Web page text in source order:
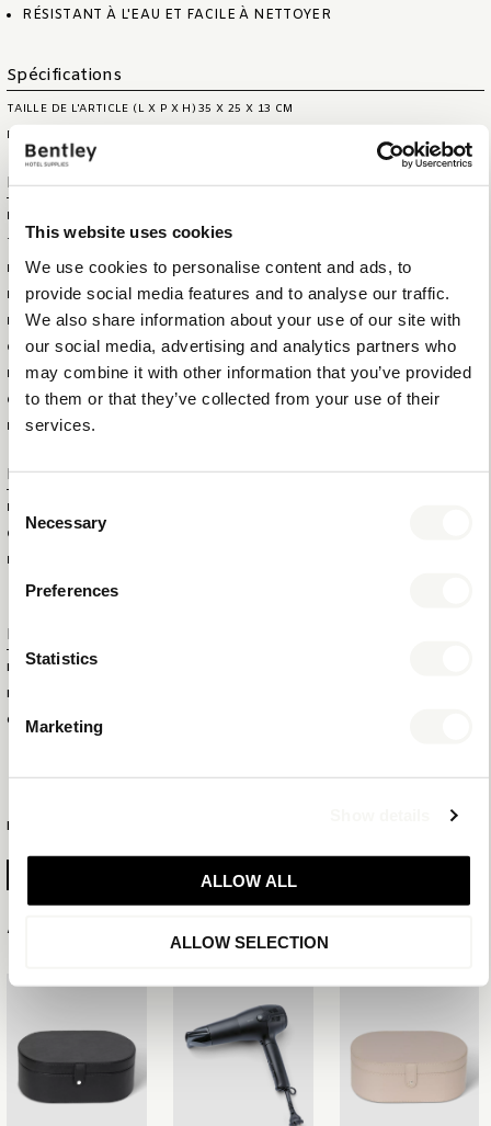
This website uses cookies
We use cookies to personalise content and ads, to
provide social media features and to analyse our traffic.
We also share information about your use of our site with
our social media, advertising and analytics partners who
may combine it with other information that you’ve provided
to them or that they’ve collected from your use of their
services.
Consent
Selection
Necessary
Preferences
Statistics
Marketing
ALLOW ALL
ALLOW SELECTION
RÉSISTANT À L'EAU ET FACILE À NETTOYER
Spécifications
TAILLE DE L'ARTICLE (L X P X H) 35 X 25 X 13 CM
POIDS NET DE L’ARTICLE
Information logistique
HS CODE
TAILLE DE LA BOÎTE
EXTÉRIEURE (LXLXH)
POIDS DE LA BOÎTE EXTÉRIEURE9,25 KG
POIDS BRUT DE L'ARTICLE
1,705 KG
QUANTITÉ TOTALE DANS LA
BOÎTE EXTÉRIEURE
6
QUANTITÉ TOTALE PAR
PALETTE
128
Informations supplémentaires
MARQUE
COULEUR
MATÉRIAU
Numéros de produit
ID DU PRODUIT
EAN
COLLECTION
PLUS D'INFORMATION
GÉNÉRER LA FICHE PRODUIT
Articles associés